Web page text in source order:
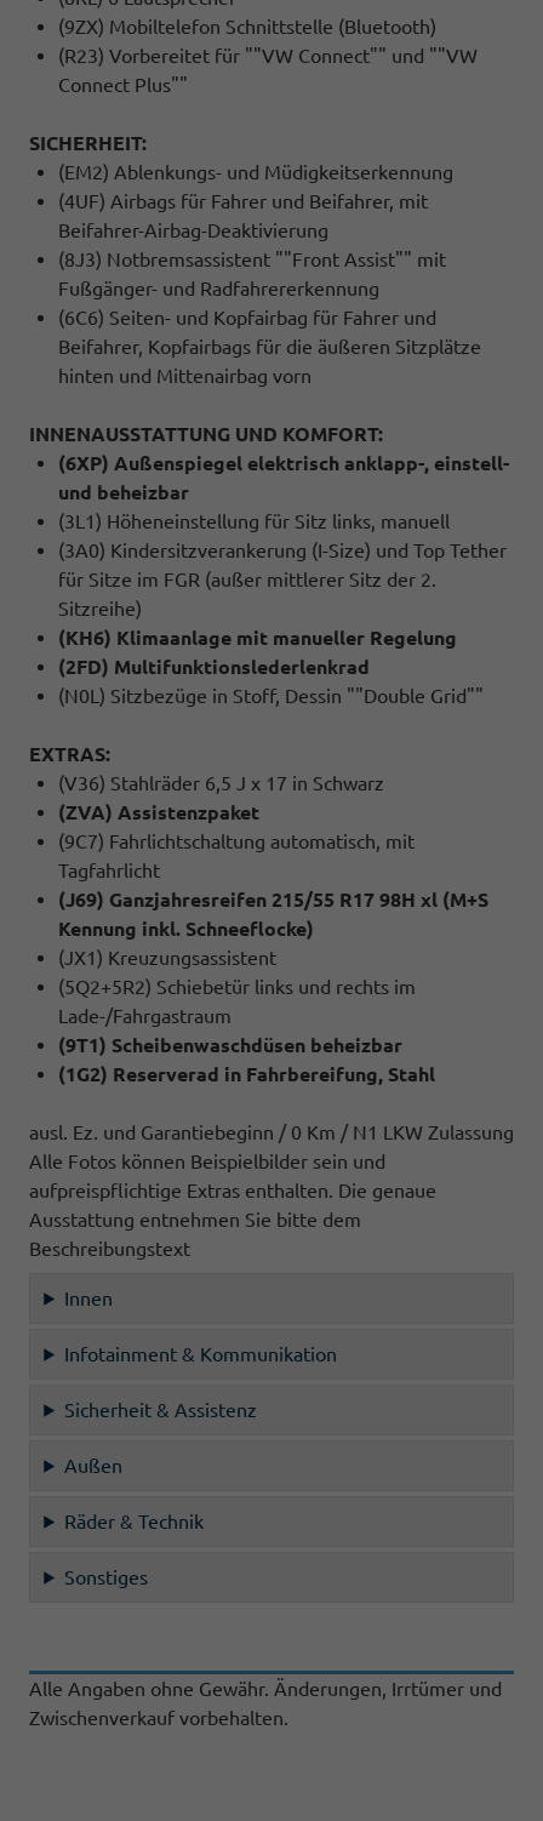
(9ZX) Mobiltelefon Schnittstelle (Bluetooth)
(R23) Vorbereitet für ""VW Connect"" und ""VW
Connect Plus""
SICHERHEIT:
(EM2) Ablenkungs- und Müdigkeitserkennung
(4UF) Airbags für Fahrer und Beifahrer, mit
Beifahrer-Airbag-Deaktivierung
(8J3) Notbremsassistent ""Front Assist"" mit
Fußgänger- und Radfahrererkennung
(6C6) Seiten- und Kopfairbag für Fahrer und
Beifahrer, Kopfairbags für die äußeren Sitzplätze
hinten und Mittenairbag vorn
INNENAUSSTATTUNG UND KOMFORT:
(6XP) Außenspiegel elektrisch anklapp-, einstell-
und beheizbar
(3L1) Höheneinstellung für Sitz links, manuell
(3A0) Kindersitzverankerung (I-Size) und Top Tether
für Sitze im FGR (außer mittlerer Sitz der 2.
Sitzreihe)
(KH6) Klimaanlage mit manueller Regelung
(2FD) Multifunktionslederlenkrad
(N0L) Sitzbezüge in Stoff, Dessin ""Double Grid""
EXTRAS:
(V36) Stahlräder 6,5 J x 17 in Schwarz
(ZVA) Assistenzpaket
(9C7) Fahrlichtschaltung automatisch, mit
Tagfahrlicht
(J69) Ganzjahresreifen 215/55 R17 98H xl (M+S
Kennung inkl. Schneeflocke)
(JX1) Kreuzungsassistent
(5Q2+5R2) Schiebetür links und rechts im
Lade-/Fahrgastraum
(9T1) Scheibenwaschdüsen beheizbar
(1G2) Reserverad in Fahrbereifung, Stahl
ausl. Ez. und Garantiebeginn / 0 Km / N1 LKW Zulassung
Alle Fotos können Beispielbilder sein und
aufpreispflichtige Extras enthalten. Die genaue
Ausstattung entnehmen Sie bitte dem
Beschreibungstext
Innen
Infotainment & Kommunikation
Sicherheit & Assistenz
Außen
Räder & Technik
Sonstiges
Alle Angaben ohne Gewähr. Änderungen, Irrtümer und
Zwischenverkauf vorbehalten.